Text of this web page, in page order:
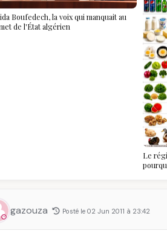
Boufedech, la voix qui manquait au
de l'État algérien
Le
gazouza Posté le 02 Jun 2011 à 23:42